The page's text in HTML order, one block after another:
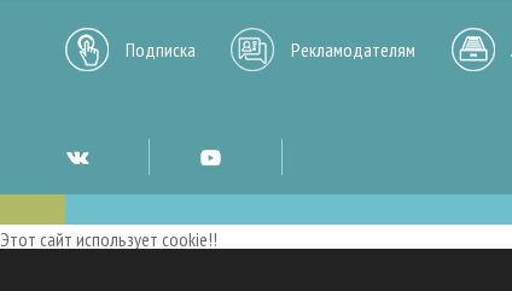
Подписка Рекламодателям
Этот сайт использует cookie!!
Мы используем cookies и аналогичные технологии для улучшения